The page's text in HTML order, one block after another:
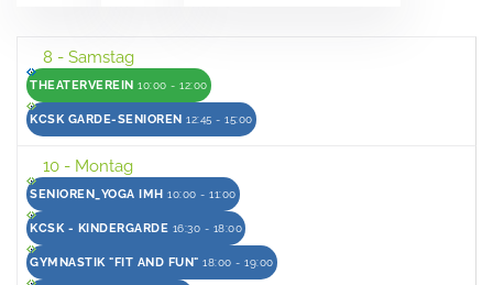
8 - Samstag
THEATERVEREIN 10:00 - 12:00
KCSK GARDE-SENIOREN 12:45 - 15:00
10 - Montag
SENIOREN_YOGA IMH 10:00 - 11:00
KCSK - KINDERGARDE 16:30 - 18:00
GYMNASTIK "FIT AND FUN" 18:00 - 19:00